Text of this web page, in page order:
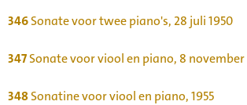
346Sonate voor twee piano's, 28 juli 1950
347Sonate voor viool en piano, 8 november
348Sonatine voor viool en piano, 1955